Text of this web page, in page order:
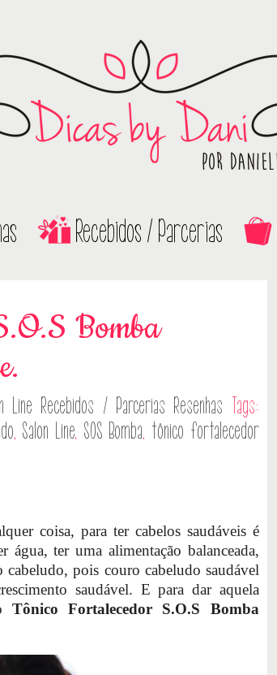
Recebidos / Parcerias
Bomba
Line Recebidos / Parcerias Resenhas Tags:
, Salon Line, SOS Bomba, tônico fortalecedor
coisa, para ter cabelos saudáveis é
água, ter uma alimentação balanceada,
pois couro cabeludo saudável
saudável. E para dar aquela
Tônico Fortalecedor S.O.S Bomba